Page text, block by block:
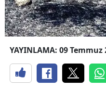
YAYINLAMA: 09 Temmuz